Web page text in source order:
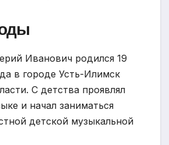
Иванович родился 19
в городе Усть-Илимск
С детства проявлял
и начал заниматься
детской музыкальной